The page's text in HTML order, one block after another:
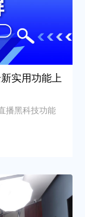
实用功能上
播黑科技功能